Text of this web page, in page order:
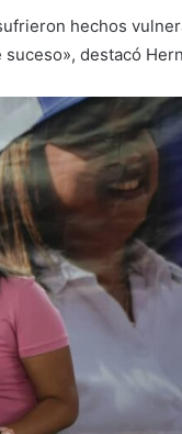
hechos
destacó